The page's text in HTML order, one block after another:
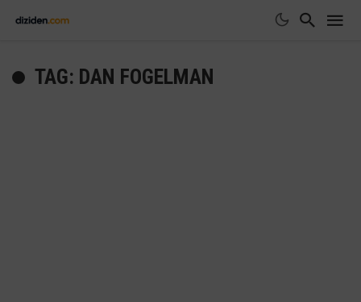
TAG: DAN FOGELMAN